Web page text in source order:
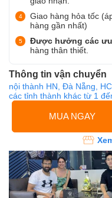
Giao hàng hỏa tốc
hàng gần nhất)
Được hưởng các
hàng thân thiết.
Thông tin vận chuyển
nội thành HN, Đà Nẵng,
các tỉnh thành khác từ 1
MUA NGAY